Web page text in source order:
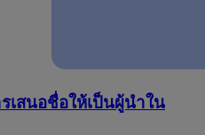
เสนอชื่อให้เป็นผู้นำใน